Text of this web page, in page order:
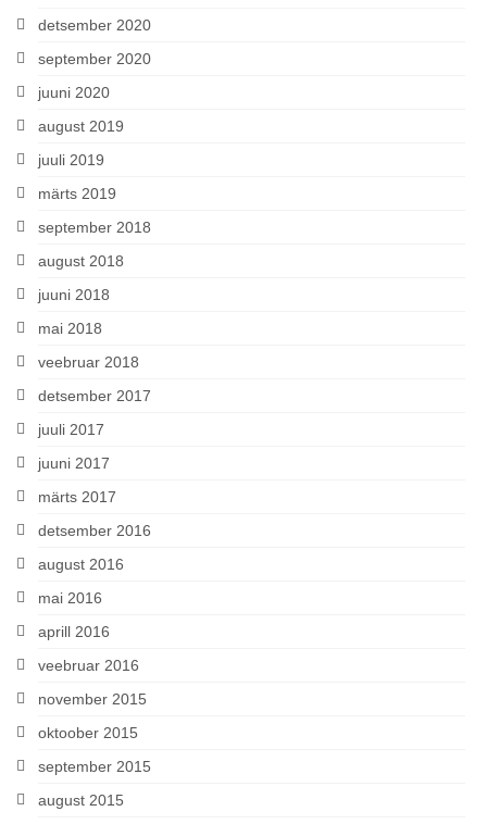
detsember 2020
september 2020
juuni 2020
august 2019
juuli 2019
märts 2019
september 2018
august 2018
juuni 2018
mai 2018
veebruar 2018
detsember 2017
juuli 2017
juuni 2017
märts 2017
detsember 2016
august 2016
mai 2016
aprill 2016
veebruar 2016
november 2015
oktoober 2015
september 2015
august 2015